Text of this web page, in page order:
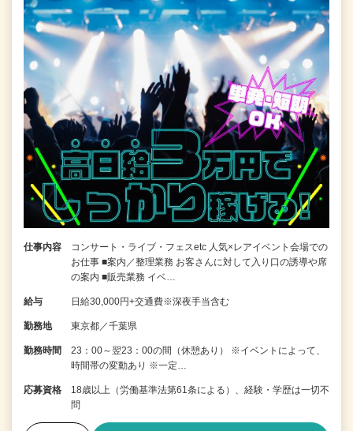
仕事内容
コンサート・ライブ・フェスetc 人気×レアイベント会場での
お仕事 ■案内／整理業務 お客さんに対して入り口の誘導や席
の案内 ■販売業務 イベ…
給与 日給30,000円+交通費※深夜手当含む
勤務地 東京都／千葉県
勤務時間
23：00～翌23：00の間（休憩あり） ※イベントによって、
時間帯の変動あり ※一定…
応募資格
18歳以上（労働基準法第61条による）、経験・学歴は一切不
問